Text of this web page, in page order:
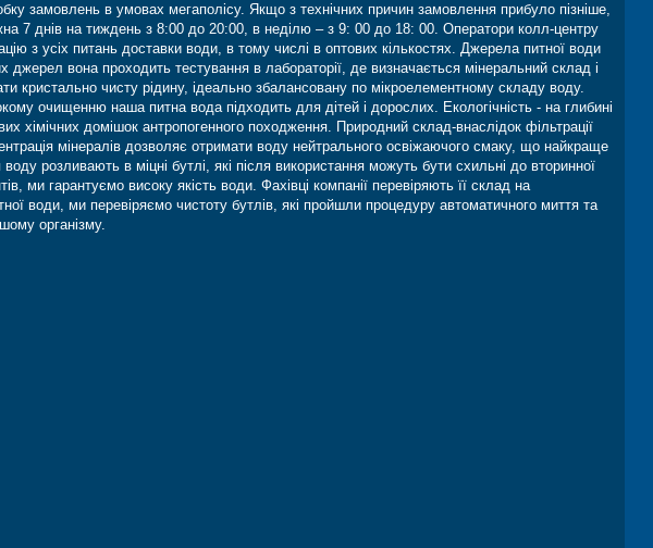
замовлень в умовах мегаполісу. Якщо з технічних причин замовлення прибуло пізніше,
7 днів на тиждень з 8:00 до 20:00, в неділю – з 9: 00 до 18: 00. Оператори колл-центру
з усіх питань доставки води, в тому числі в оптових кількостях. Джерела питної води
вона проходить тестування в лабораторії, де визначається мінеральний склад і
кристально чисту рідину, ідеально збалансовану по мікроелементному складу воду.
очищенню наша питна вода підходить для дітей і дорослих. Екологічність - на глибині
хімічних домішок антропогенного походження. Природний склад-внаслідок фільтрації
мінералів дозволяє отримати воду нейтрального освіжаючого смаку, що найкраще
розливають в міцні бутлі, які після використання можуть бути схильні до вторинної
ми гарантуємо високу якість води. Фахівці компанії перевіряють її склад на
води, ми перевіряємо чистоту бутлів, які пройшли процедуру автоматичного миття та
організму.